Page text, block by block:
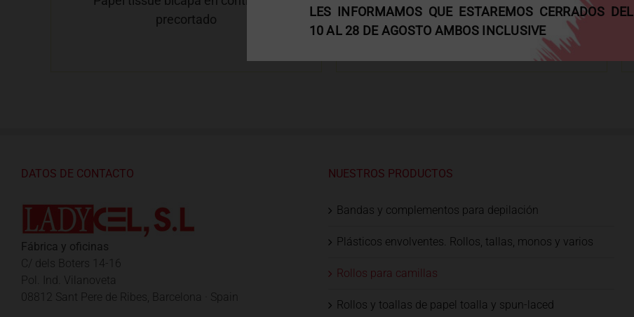
precortado
DATOS DE CONTACTO
Fábrica y oficinas
C/ dels Boters 14-16
Pol. Ind. Vilanoveta
08812 Sant Pere de Ribes, Barcelona · Spain
NUESTROS PRODUCTOS
Bandas y complementos para depilación
Plásticos envolventes. Rollos, tallas, monos y varios
Rollos para camillas
Rollos y toallas de papel toalla y spun-laced
LES INFORMAMOS QUE ESTAREMOS CERRADOS DEL
10 AL 28 DE AGOSTO AMBOS INCLUSIVE